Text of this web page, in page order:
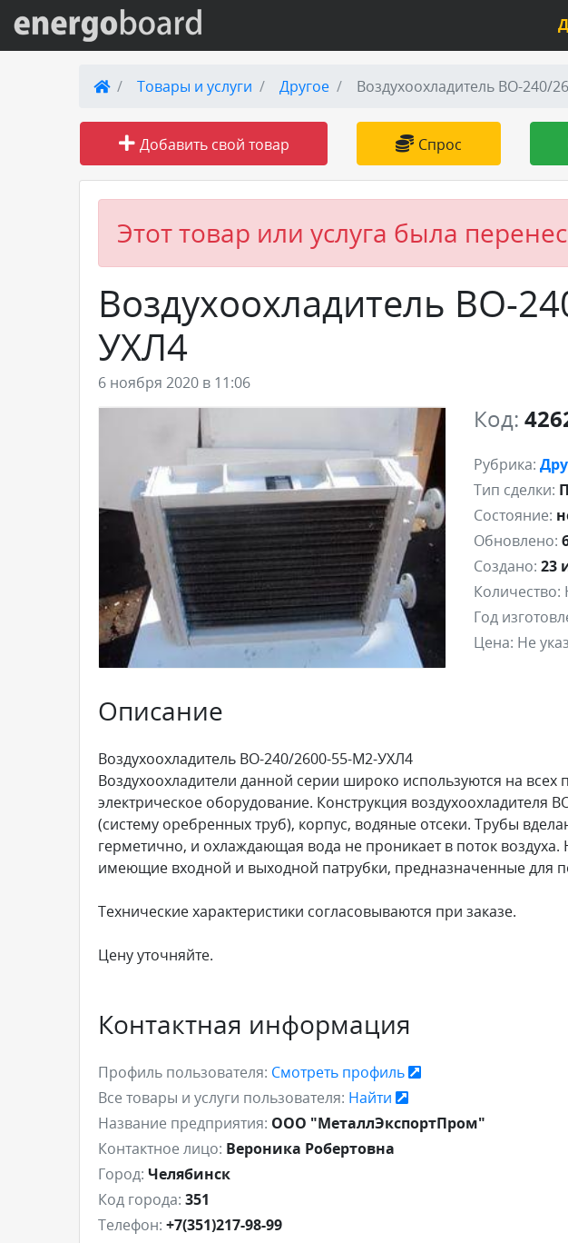
Вход на сайт
Поиск по сайту
Публикации
Товары и услуги
Добавить товар или услугу
Товары и услуги Другое Воздухоохладитель ВО-240/
Добавить свой товар Спрос
Этот товар или услуга была
Воздухоохладитель ВО-
УХЛ4
6 ноября 2020 в 11:06
Код:
Рубрика:
Тип сделки:
Состояние:
Обновлено:
Создано: 23
Количество:
Год
Цена: Не
Описание
Воздухоохладитель ВО-240/2600-55-М2-УХЛ4
Воздухоохладители данной серии широко используются на всех
электрическое оборудование. Конструкция воздухоохладителя
(систему оребренных труб), корпус, водяные отсеки. Трубы
герметично, и охлаждающая вода не проникает в поток
имеющие входной и выходной патрубки, предназначенные для
Технические характеристики согласовываются при заказе.
Цену уточняйте.
Контактная информация
Профиль пользователя: Смотреть профиль
Все товары и услуги пользователя: Найти
Название предприятия: ООО "МеталлЭкспортПром"
Контактное лицо: Вероника Робертовна
Город: Челябинск
Код города: 351
Телефон: +7(351)217-98-99